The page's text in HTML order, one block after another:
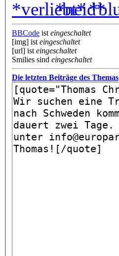
BBCode ist eingeschaltet
[img] ist eingeschaltet
[url] ist eingeschaltet
Smilies sind eingeschaltet
Die letzten Beiträge des Themas